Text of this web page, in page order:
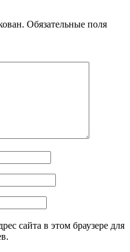
Обязательные поля
сайта в этом браузере для